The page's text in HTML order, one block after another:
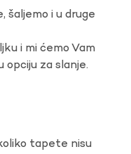
šaljemo i u druge
i mi ćemo Vam
opciju za slanje.
tapete nisu